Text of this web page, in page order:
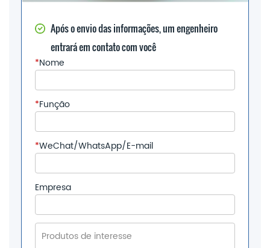
Após o envio das informações, um engenheiro
entrará em contato com você
*Nome
*Função
*WeChat/WhatsApp/E-mail
Empresa